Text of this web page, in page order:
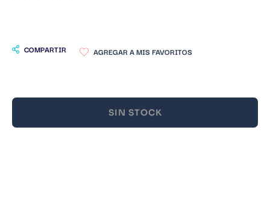
COMPARTIR
SIN STOCK